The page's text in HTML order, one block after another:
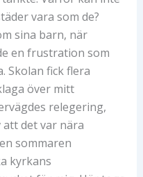
vara som de?
sina barn, när
en frustration som
Skolan fick flera
över mitt
relegering,
att det var nära
sommaren
kyrkans